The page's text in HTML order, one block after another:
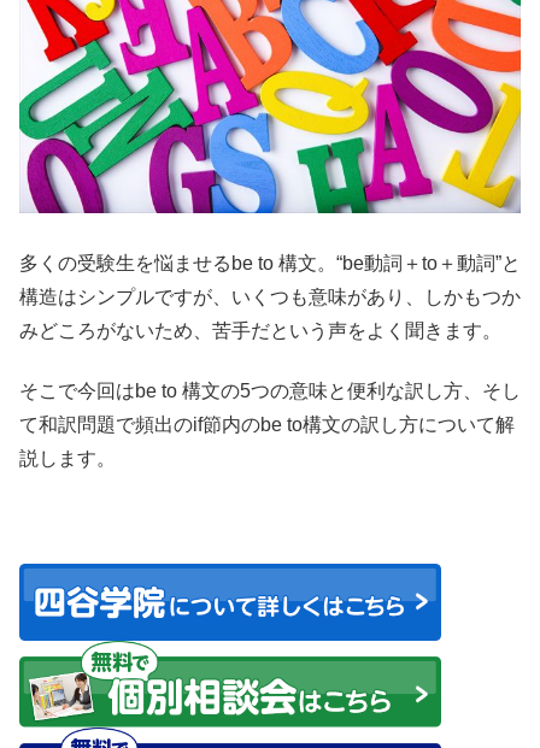
多くの受験生を悩ませるbe to 構文。“be動詞＋to＋動詞”と
構造はシンプルですが、いくつも意味があり、しかもつか
みどころがないため、苦手だという声をよく聞きます。
そこで今回はbe to 構文の5つの意味と便利な訳し方、そし
て和訳問題で頻出のif節内のbe to構文の訳し方について解
説します。